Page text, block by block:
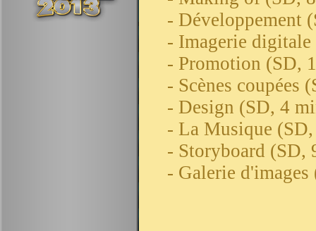
- Développement
- Imagerie
- Promotion (SD,
- Scènes coupées
- Design (SD, 4
- La Musique
- Storyboard (SD,
- Galerie